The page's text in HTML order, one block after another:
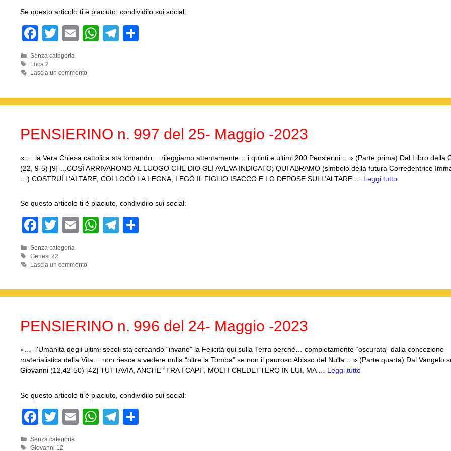
Se questo articolo ti è piaciuto, condividilo sui social:
F
c
b
o
T
wi
E
W
A
p
T
a
vi
Categorie
Senza categoria
Tag
Luca 2
Lascia un commento
PENSIERINO n. 997 del 25- Maggio -2023
«… la Vera Chiesa cattolica sta tornando… rileggiamo attentamente… i quinti e ultimi 200 Pensierini …» (Parte prima) Dal Libro della
(22, 9-5) [9] …COSÌ ARRIVARONO AL LUOGO CHE DIO GLI AVEVA INDICATO; QUI ABRAMO (simbolo della futura Corredentrice
…) COSTRUÌ L’ALTARE, COLLOCÒ LA LEGNA, LEGÒ IL FIGLIO ISACCO E LO DEPOSE SULL’ALTARE … Leggi tutto
Se questo articolo ti è piaciuto, condividilo sui social:
F
c
b
o
T
wi
E
W
A
p
T
a
vi
Categorie
Senza categoria
Tag
Genesi 22
Lascia un commento
PENSIERINO n. 996 del 24- Maggio -2023
«… l’Umanità degli ultimi secoli sta cercando “invano” la Felicità qui sulla Terra perchè… completamente “oscurata” dalla concezione
materialistica della Vita… non riesce a vedere nulla “oltre la Tomba” se non il pauroso Abisso del Nulla …» (Parte quarta) Dal Vangelo
Giovanni (12,42-50) [42] TUTTAVIA, ANCHE “TRA I CAPI”, MOLTI CREDETTERO IN LUI, MA … Leggi tutto
Se questo articolo ti è piaciuto, condividilo sui social:
F
a
T
wi
E
W
T
Categorie
Senza categoria
Tag
Giovanni 12